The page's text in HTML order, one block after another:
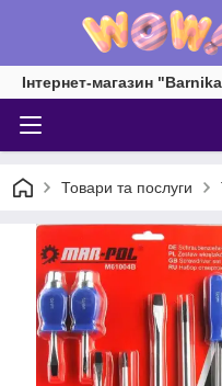
Інтернет-магазин
Товари та послуги